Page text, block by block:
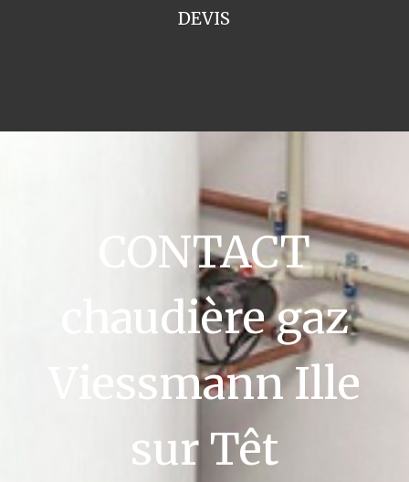
DEVIS
CONTACT
chaudière gaz
Viessmann Ille
sur Têt